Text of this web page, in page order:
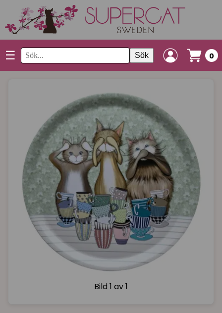
☰ Sök 0
Bild 1 av 1